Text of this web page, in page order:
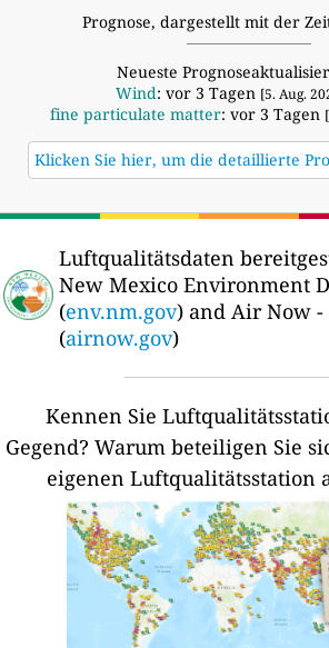
Prognose, dargestellt mit der
Neueste
Wind: vor 3 Tagen [5. Aug.
fine particulate matter: vor 3 Tagen
Klicken Sie hier, um die detaillierte
Luftqualitätsdaten
New Mexico Environment
(env.nm.gov) and Air Now -
(airnow.gov)
Kennen Sie
Gegend? Warum beteiligen Sie
eigenen Luftqualitätsstation